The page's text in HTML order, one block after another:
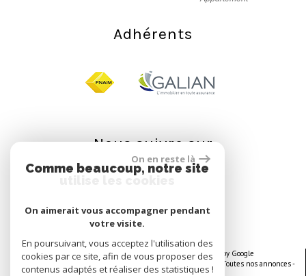
Adhérents
Nous suivre sur
© 2026 | Tous droits réservés | Traduction powered by Google
Mentions légales - Nos honoraires -Liens Toutes nos annonces-
On en reste là
Comme beaucoup, notre site
On aimerait vous accompagner pendant
votre visite.
En poursuivant, vous acceptez l'utilisation des
cookies par ce site, afin de vous proposer des
contenus adaptés et réaliser des statistiques !